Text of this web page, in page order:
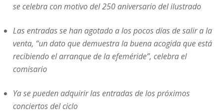
se celebra con motivo del 250 aniversario del ilustrado
Las entradas se han agotado a los pocos días de salir a la
venta, “un dato que demuestra la buena acogida que está
recibiendo el arranque de la efeméride”, celebra el
comisario
Ya se pueden adquirir las entradas de los próximos
conciertos del ciclo